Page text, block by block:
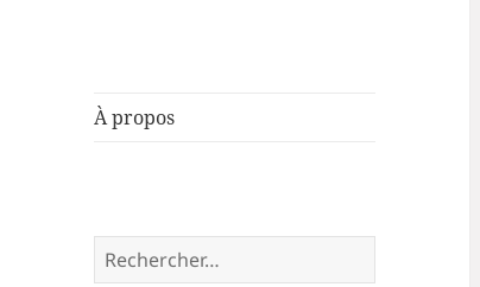
À propos
Rechercher :